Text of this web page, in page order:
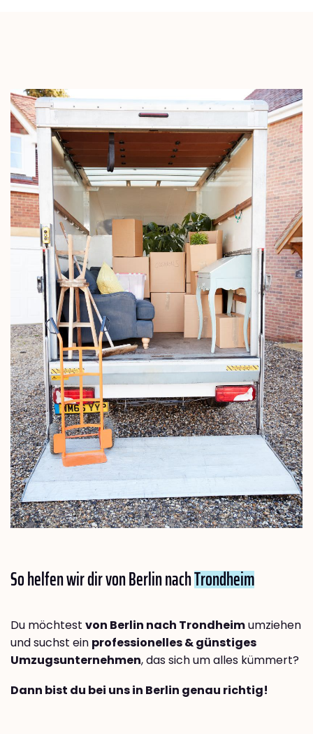
So helfen wir dir von Berlin nachTrondheim
Du möchtest von Berlin nach Trondheimumziehen
und suchst ein professionelles & günstiges
Umzugsunternehmen, das sich um alles kümmert?
Dann bist du bei uns in Berlin genau richtig!